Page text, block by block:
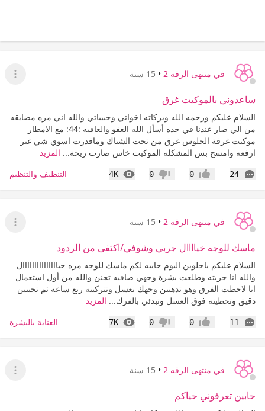
في منتهى الرقه 2 • 15 سنة
عرض
ساعدوني بالموكيت غرق
السلام عليكم ورحمه الله وبركاته اخواتي وحبيباتي والله اني مره مضايقه
من الي صار عندنا في جده أسأل الله العفو والعافيه :44: مع الامطار
موكيت غرفة الجلوس غرق من تحت الشباك وماقدرت اسوي شي غير
ارفعه وامسح بس المشكله الموكيت خاس صارت ريحة... المزيد
24
التعليقات إعجاب0 عدم إعجاب
0
4K
المشاهدات التنظيف والتنظيم
في منتهى الرقه 2 • 15 سنة
عرض
ماسك للوجه خياااال جربي وشوفي/اكتفى من الردود
السلام عليكم ياحلوين اليوم جايبه لكم ماسك للوجه مره خيااااااااااااااال
والله انا جربته وطلعت بشرة وجهي صافيه تجنن والله من أول استعمال
انا لاحظت الفرق وهو تدهنين وجهك بعسل وتتركينه ربع ساعه ثم تجيبين
دقيق وتحطينه فوق العسل وتبدئي بالفرك... المزيد
11
التعليقات إعجاب0 عدم إعجاب
0
7K
المشاهدات العناية بالبشرة
في منتهى الرقه 2 • 15 سنة
عرض
حابين تعرفوني حياكم